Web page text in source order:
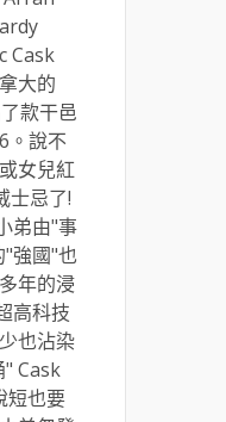
Cask
大的
款干邑
。說不
女兒紅
士忌了!
弟由"事
強國"也
年的浸
高科技
也沾染
" Cask
短也要